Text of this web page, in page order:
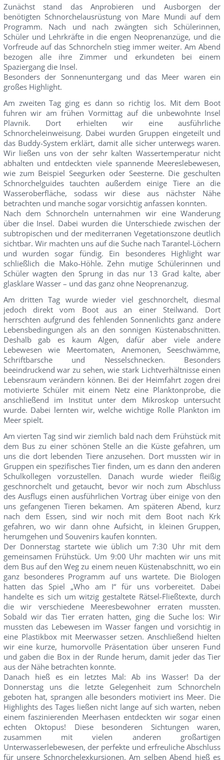
Zunächst stand das Anprobieren und Ausborgen der
benötigten Schnorchelausrüstung von Mare Mundi auf dem
Programm. Nach und nach zwängten sich Schülerinnen,
Schüler und Lehrkräfte in die engen Neoprenanzüge, und die
Vorfreude auf das Schnorcheln stieg immer weiter. Am Abend
bezogen alle ihre Zimmer und erkundeten bei einem
Spaziergang die Insel.
Besonders der Sonnenuntergang und das Meer waren ein
großes Highlight.
Am zweiten Tag ging es dann so richtig los. Mit dem Boot
fuhren wir am frühen Vormittag auf die unbewohnte Insel
Plavnik. Dort erhielten wir eine ausführliche
Schnorcheleinweisung. Dabei wurden Gruppen eingeteilt und
das Buddy-System erklärt, damit alle sicher unterwegs waren.
Wir ließen uns von der sehr kalten Wassertemperatur nicht
abhalten und entdeckten viele spannende Meereslebewesen,
wie zum Beispiel Seegurken oder Seesterne. Die geschulten
Schnorchelguides tauchten außerdem einige Tiere an die
Wasseroberfläche, sodass wir diese aus nächster Nähe
betrachten und manche sogar vorsichtig anfassen konnten.
Nach dem Schnorcheln unternahmen wir eine Wanderung
über die Insel. Dabei wurden die Unterschiede zwischen der
subtropischen und der mediterranen Vegetationszone deutlich
sichtbar. Wir machten uns auf die Suche nach Tarantel-Löchern
und wurden sogar fündig. Ein besonderes Highlight war
schließlich die Mako-Höhle. Zehn mutige Schülerinnen und
Schüler wagten den Sprung in das nur 13 Grad kalte, aber
glasklare Wasser – und das ganz ohne Neoprenanzug.
Am dritten Tag wurde wieder viel geschnorchelt, diesmal
jedoch direkt vom Boot aus an einer Steilwand. Dort
herrschten aufgrund des fehlenden Sonnenlichts ganz andere
Lebensbedingungen als an den sonnigen Küstenabschnitten.
Deshalb gab es kaum Algen, dafür aber viele andere
Lebewesen wie Meertomaten, Anemonen, Seeschwämme,
Schriftbarsche und Nesselschnecken. Besonders
beeindruckend war zu sehen, wie stark Lichtverhältnisse einen
Lebensraum verändern können. Bei der Heimfahrt zogen drei
motivierte Schüler mit einem Netz eine Planktonprobe, die
anschließend im Institut unter dem Mikroskop untersucht
wurde. Dabei lernten wir, welche wichtige Rolle Plankton im
Meer spielt.
Am vierten Tag sind wir ziemlich bald nach dem Frühstück mit
dem Bus zu einer schönen Stelle an die Küste gefahren, um
uns die dort lebenden Tiere anzusehen. Dort mussten wir in
Gruppen ein spezifisches Tier finden, um es dann den anderen
Schulkollegen vorzustellen. Danach wurde wieder fleißig
geschnorchelt und getaucht, bevor wir noch zum Abschluss
des Ausflugs einen ausführlichen Vortrag über einige von den
uns gefangenen Tieren bekamen. Am späteren Abend, kurz
nach dem Essen, sind wir noch mit dem Boot nach Krk
gefahren, wo wir dann ohne Aufsicht, in kleinen Gruppen,
herumgehen und Souvenirs kaufen konnten.
Der Donnerstag startete wie üblich um 7:30 Uhr mit dem
gemeinsamen Frühstück. Um 9:00 Uhr machten wir uns mit
dem Bus auf den Weg zu einem neuen Küstenabschnitt, wo ein
ganz besonderes Programm auf uns wartete. Die Biologen
hatten das Spiel „Who am I“ für uns vorbereitet. Dabei
handelte es sich um witzig gestaltete Rätsel-Fließtexte, durch
die wir verschiedene Meeresbewohner erraten mussten.
Sobald wir das Tier erraten hatten, ging die Suche los: Wir
mussten das Lebewesen im Wasser fangen und vorsichtig in
eine Plastikbox mit Meerwasser setzen. Anschließend hielten
wir eine kurze, humorvolle Präsentation über unseren Fund
und gaben die Box in der Runde herum, damit jeder das Tier
aus der Nähe betrachten konnte.
Danach hieß es ein letztes Mal: Ab ins Wasser! Da der
Donnerstag uns die letzte Gelegenheit zum Schnorcheln
geboten hat, sprangen alle besonders motiviert ins Meer. Die
Highlights des Tages ließen nicht lange auf sich warten, neben
einem faszinierenden Meerhasen entdeckten wir sogar einen
echten Oktopus! Diese besonderen Sichtungen waren,
zusammen mit vielen anderen großartigen
Unterwasserlebewesen, der perfekte und erfreuliche Abschluss
für unsere Schnorchelexkursionen. Am selben Abend hieß es